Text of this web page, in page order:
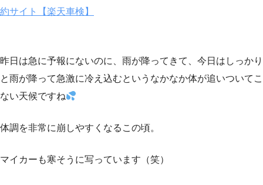
約サイト【楽天車検】
昨日は急に予報にないのに、雨が降ってきて、今日はしっかり
と雨が降って急激に冷え込むというなかなか体が追いついてこ
ない天候ですね
体調を非常に崩しやすくなるこの頃。
マイカーも寒そうに写っています（笑）